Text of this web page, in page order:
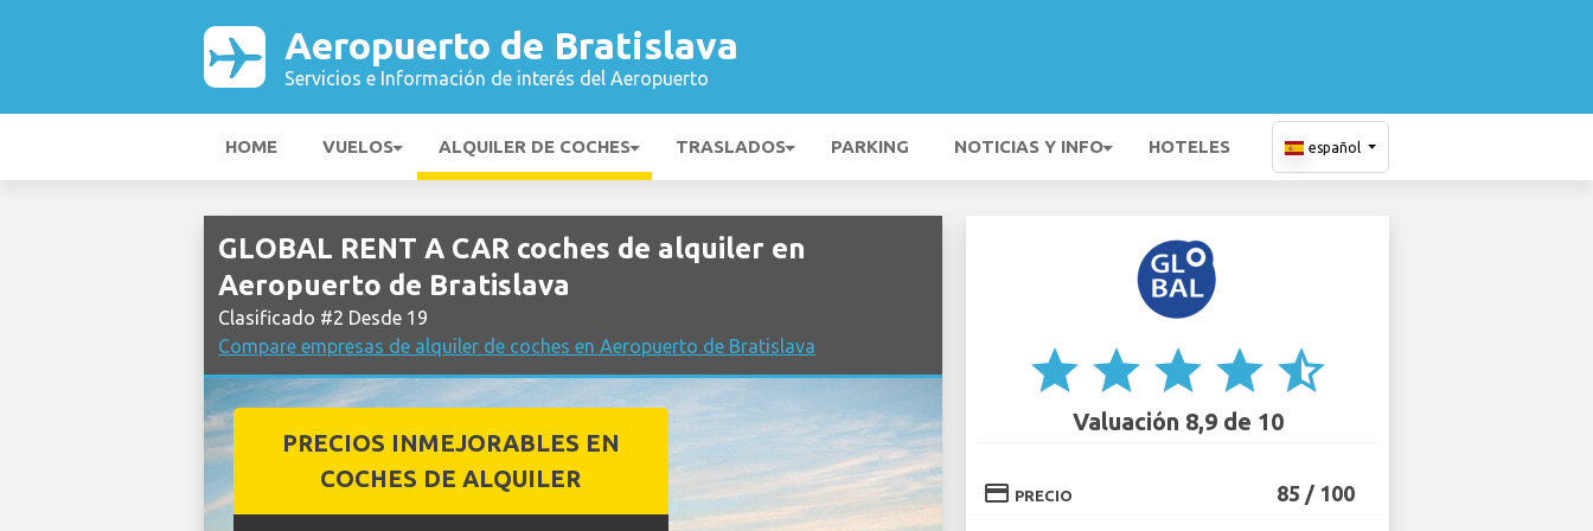
Aeropuerto de Bratislava
Servicios e Información de interés del Aeropuerto
HOME VUELOS ALQUILER DE COCHES TRASLADOS PARKING NOTICIAS Y INFO HOTELES español
GLOBAL RENT A CAR coches de alquiler en
Aeropuerto de Bratislava
Clasificado #2 Desde 19
Compare empresas de alquiler de coches en Aeropuerto de Bratislava
PRECIOS INMEJORABLES EN
COCHES DE ALQUILER
star star star star star_half
Valuación 8,9 de 10
credit_card PRECIO 85 / 100